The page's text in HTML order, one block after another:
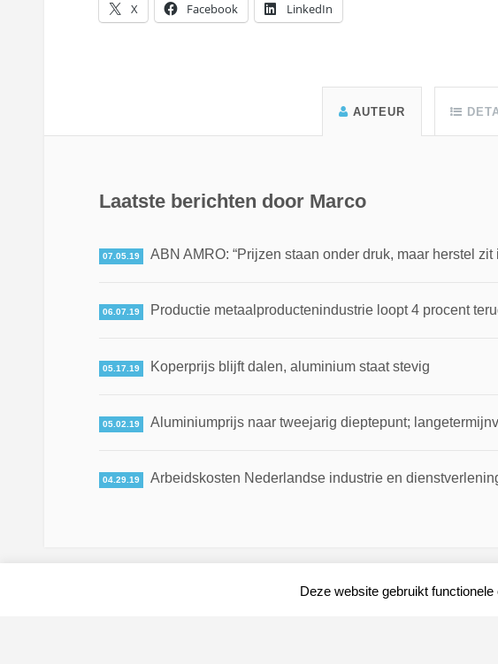
X Facebook LinkedIn
AUTEUR
Laatste berichten door Marco
07.05.19 ABN AMRO: “Prijzen staan onder druk, maar herstel zit
06.07.19 Productie metaalproductenindustrie loopt 4 procent
05.17.19 Koperprijs blijft dalen, aluminium staat stevig
05.02.19 Aluminiumprijs naar tweejarig dieptepunt;
04.29.19 Arbeidskosten Nederlandse industrie en
Deze website gebruikt